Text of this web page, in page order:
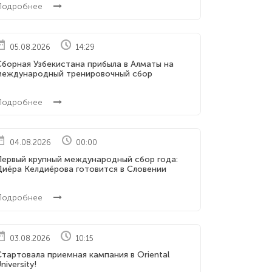
05.08.2026 14:29
Узбекистана прибыла в Алматы на
тренировочный сбор
04.08.2026 00:00
крупный международный сбор года:
Келдиёрова готовится в Словении
03.08.2026 10:15
приемная кампания в Oriental